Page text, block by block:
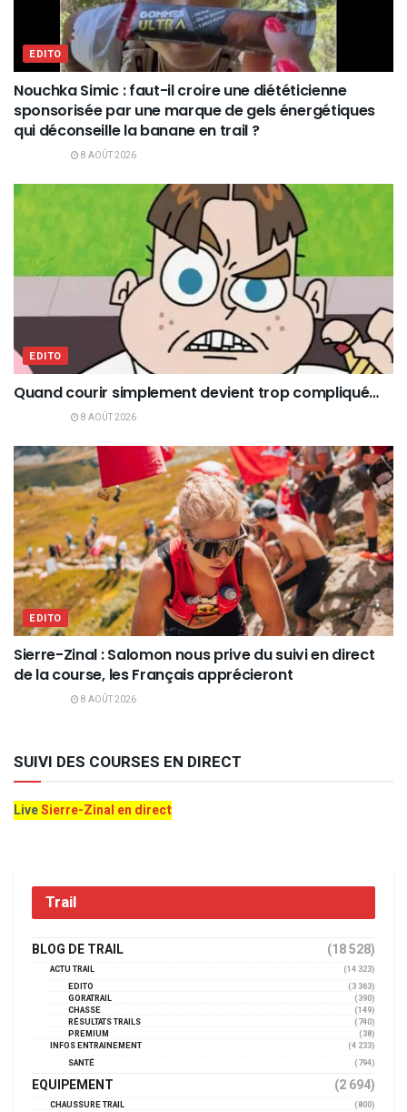
EDITO
Nouchka Simic : faut-il croire une diététicienne
sponsorisée par une marque de gels énergétiques
qui déconseille la banane en trail ?
8 AOÛT 2026
EDITO
Quand courir simplement devient trop compliqué…
8 AOÛT 2026
EDITO
Sierre-Zinal : Salomon nous prive du suivi en direct
de la course, les Français apprécieront
8 AOÛT 2026
SUIVI DES COURSES EN DIRECT
LiveSierre-Zinal en direct
Trail
BLOG DE TRAIL (18 528)
ACTU TRAIL
(14 323)
EDITO
(3 363)
GORATRAIL
(390)
CHASSE
(149)
RÉSULTATS TRAILS
(740)
PREMIUM
(38)
INFOS ENTRAINEMENT
(4 233)
SANTÉ
(794)
EQUIPEMENT (2 694)
CHAUSSURE TRAIL
(800)